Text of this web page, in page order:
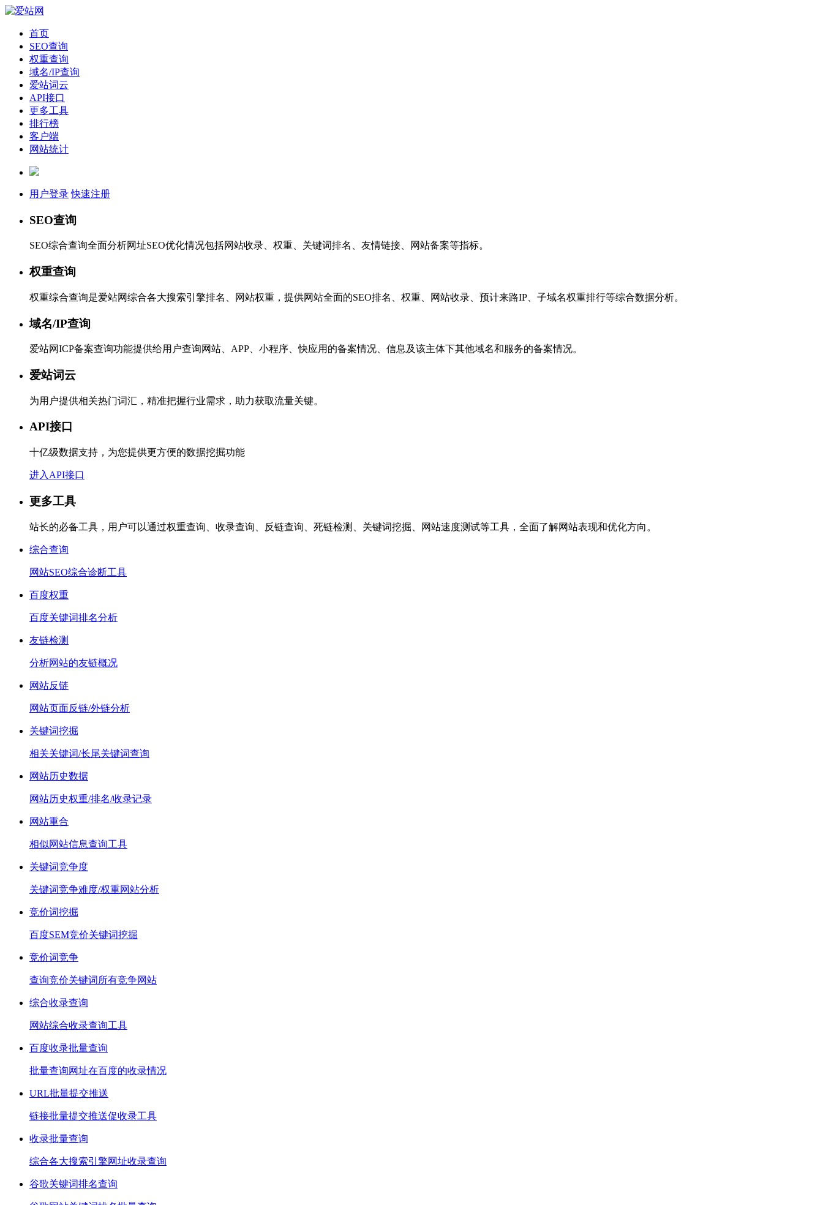
首页
SEO查询
权重查询
域名/IP查询
爱站词云
API接口
更多工具
排行榜
客户端
网站统计
用户登录 快速注册
SEO查询
SEO综合查询全面分析网址SEO优化情况包括网站收录、权重、关键词排名、友情链接、网站备案等指标。
权重查询
权重综合查询是爱站网综合各大搜索引擎排名、网站权重，提供网站全面的SEO排名、权重、网站收录、预计来路IP、子域名权重排行等综合数据分析。
域名/IP查询
爱站网ICP备案查询功能提供给用户查询网站、APP、小程序、快应用的备案情况、信息及该主体下其他域名和服务的备案情况。
爱站词云
为用户提供相关热门词汇，精准把握行业需求，助力获取流量关键。
API接口
十亿级数据支持，为您提供更方便的数据挖掘功能
进入API接口
更多工具
站长的必备工具，用户可以通过权重查询、收录查询、反链查询、死链检测、关键词挖掘、网站速度测试等工具，全面了解网站表现和优化方向。
综合查询
网站SEO综合诊断工具
百度权重
百度关键词排名分析
友链检测
分析网站的友链概况
网站反链
网站页面反链/外链分析
关键词挖掘
相关关键词/长尾关键词查询
网站历史数据
网站历史权重/排名/收录记录
网站重合
相似网站信息查询工具
关键词竞争度
关键词竞争难度/权重网站分析
竞价词挖掘
百度SEM竞价关键词挖掘
竞价词竞争
查询竞价关键词所有竞争网站
综合收录查询
网站综合收录查询工具
百度收录批量查询
批量查询网址在百度的收录情况
URL批量提交推送
链接批量提交推送促收录工具
收录批量查询
综合各大搜索引擎网址收录查询
谷歌关键词排名查询